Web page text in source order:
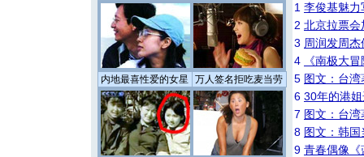
内地最喜性爱的女星 万人签名拒吃麦当劳
1 李俊基魅力
2 北京拉票
3 周润发周
4
《南极大
5 图文：台
6 30年的港
7 图文：台
8 图文：韩
9 青春偶像《